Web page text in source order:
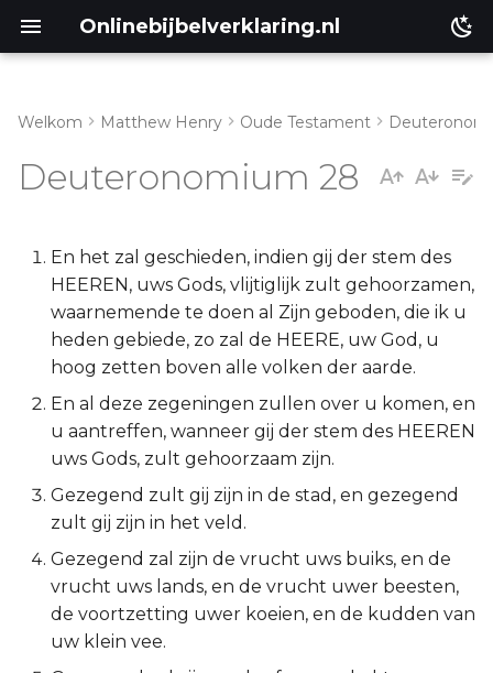
Onlinebijbelverklaring.nl
Deuteronomium 28:15-44
Deuteronomium 28:45-68
Lukas
Johannes
Handelingen
2 Korinthe
Galaten
Éfeze
Welkom Matthew Henry Oude Testament
Deuteronomium 28
En het zal geschieden, indien gij der stem des
HEEREN, uws Gods, vlijtiglijk zult gehoorzamen,
waarnemende te doen al Zijn geboden, die ik u
heden gebiede, zo zal de HEERE, uw God, u
hoog zetten boven alle volken der aarde.
En al deze zegeningen zullen over u komen, en
u aantreffen, wanneer gij der stem des HEEREN
uws Gods, zult gehoorzaam zijn.
Gezegend zult gij zijn in de stad, en gezegend
zult gij zijn in het veld.
Gezegend zal zijn de vrucht uws buiks, en de
vrucht uws lands, en de vrucht uwer beesten,
de voortzetting uwer koeien, en de kudden van
uw klein vee.